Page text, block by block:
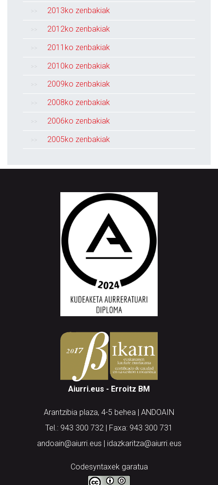
2013ko zenbakiak
2012ko zenbakiak
2011ko zenbakiak
2010ko zenbakiak
2009ko zenbakiak
2008ko zenbakiak
2006ko zenbakiak
2005ko zenbakiak
Aiurri.eus - Erroitz BM
Arantzibia plaza, 4-5 behea | ANDOAIN
Tel.: 943 300 732 | Faxa: 943 300 731
andoain@aiurri.eus | idazkaritza@aiurri.eus
Codesyntaxek garatua